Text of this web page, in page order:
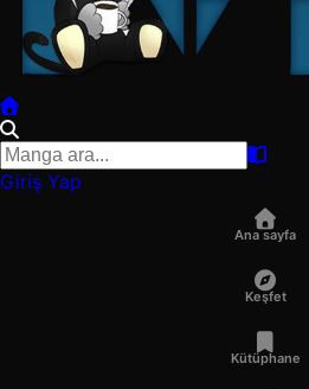
Giriş Yap
Ana sayfa
Keşfet
Kütüphane